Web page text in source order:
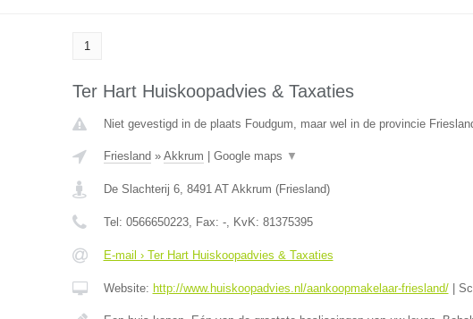
1
Ter Hart Huiskoopadvies & Taxaties
Niet gevestigd in de plaats Foudgum, maar wel in de provincie
Friesland » Akkrum Google maps ▼
De Slachterij 6, 8491 AT Akkrum (Friesland)
Tel: 0566650223, Fax: -, KvK: 81375395
E-mail › Ter Hart Huiskoopadvies & Taxaties
Website: http://www.huiskoopadvies.nl/aankoopmakelaar-friesland/|